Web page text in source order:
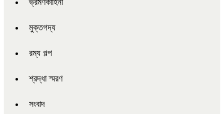
ভ্রমণকাহিনী
মুক্তগদ্য
রম্য গল্প
শ্রদ্ধা স্মরণ
সংবাদ